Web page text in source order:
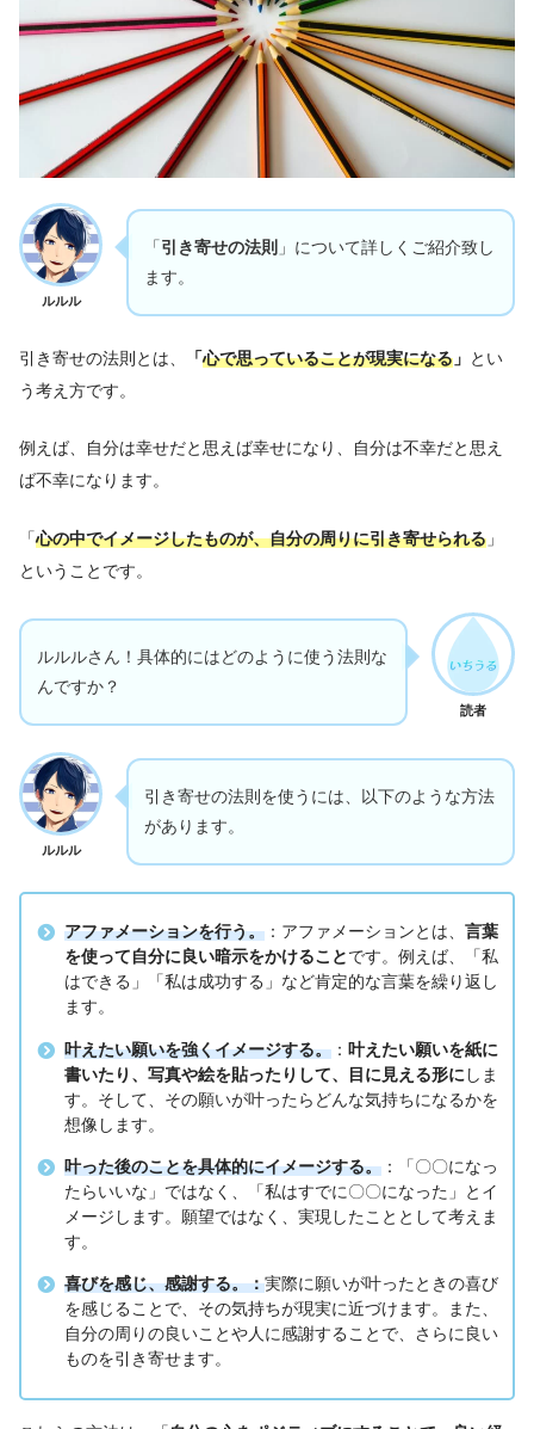
ルルル
「 引き寄せの法則 」について詳しくご紹介致し
ます。
引き寄せの法則とは、 「心で思っていることが現実になる 」 とい
う考え方です。
例えば、自分は幸せだと思えば幸せになり、自分は不幸だと思え
ば不幸になります。
「心の中でイメージしたものが、自分の周りに引き寄せられる 」
ということです。
読者
ルルルさん！具体的にはどのように使う法則な
んですか？
ルルル
引き寄せの法則を使うには、以下のような方法
があります。
アファメーションを行う。 ：アファメーションとは、 言葉
を使って自分に良い暗示をかけることです。例えば、「私
はできる」「私は成功する」など肯定的な言葉を繰り返し
ます。
叶えたい願いを強くイメージする。 ： 叶えたい願いを紙に
書いたり、写真や絵を貼ったりして、目に見える形に しま
す。そして、その願いが叶ったらどんな気持ちになるかを
想像します。
叶った後のことを具体的にイメージする。 ：「〇〇になっ
たらいいな」ではなく、「私はすでに〇〇になった」とイ
メージします。願望ではなく、実現したこととして考えま
す。
喜びを感じ、感謝する。：実際に願いが叶ったときの喜び
を感じることで、その気持ちが現実に近づけます。また、
自分の周りの良いことや人に感謝することで、さらに良い
ものを引き寄せます。